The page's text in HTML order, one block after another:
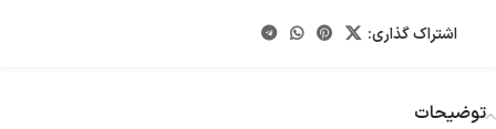
اشتراک گذاری:
توضیحات